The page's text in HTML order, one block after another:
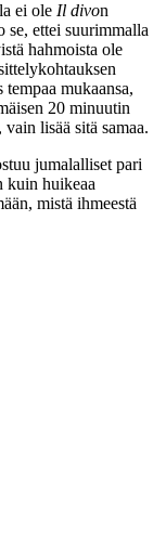
ei ole Il divon
se, ettei suurimmalla
hahmoista ole
mukaansa,
20 minuutin
lisää sitä samaa.
jumalalliset pari
kuin huikeaa
mistä ihmeestä